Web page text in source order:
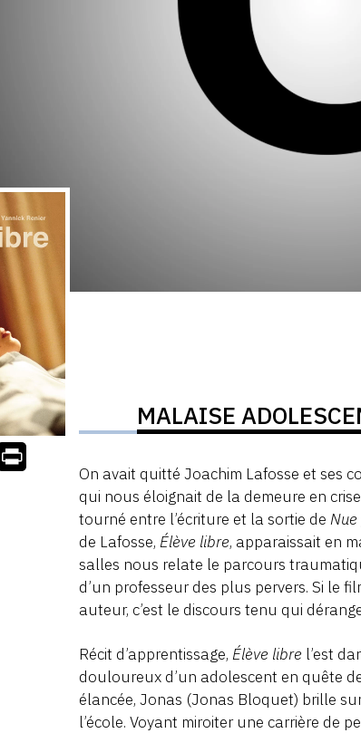
MALAISE
On avait quitté Joachim Lafosse et ses
qui nous éloignait de la demeure en
tourné entre l’écriture et la sortie de
de Lafosse,Élève libre, apparaissait en
salles nous relate le parcours
d’un professeur des plus pervers. Si le
auteur, c’est le discours tenu qui
Récit d’apprentissage,Élève libre l’est
douloureux d’un adolescent en quête
élancée, Jonas (Jonas Bloquet) brille
l’école. Voyant miroiter une carrière de